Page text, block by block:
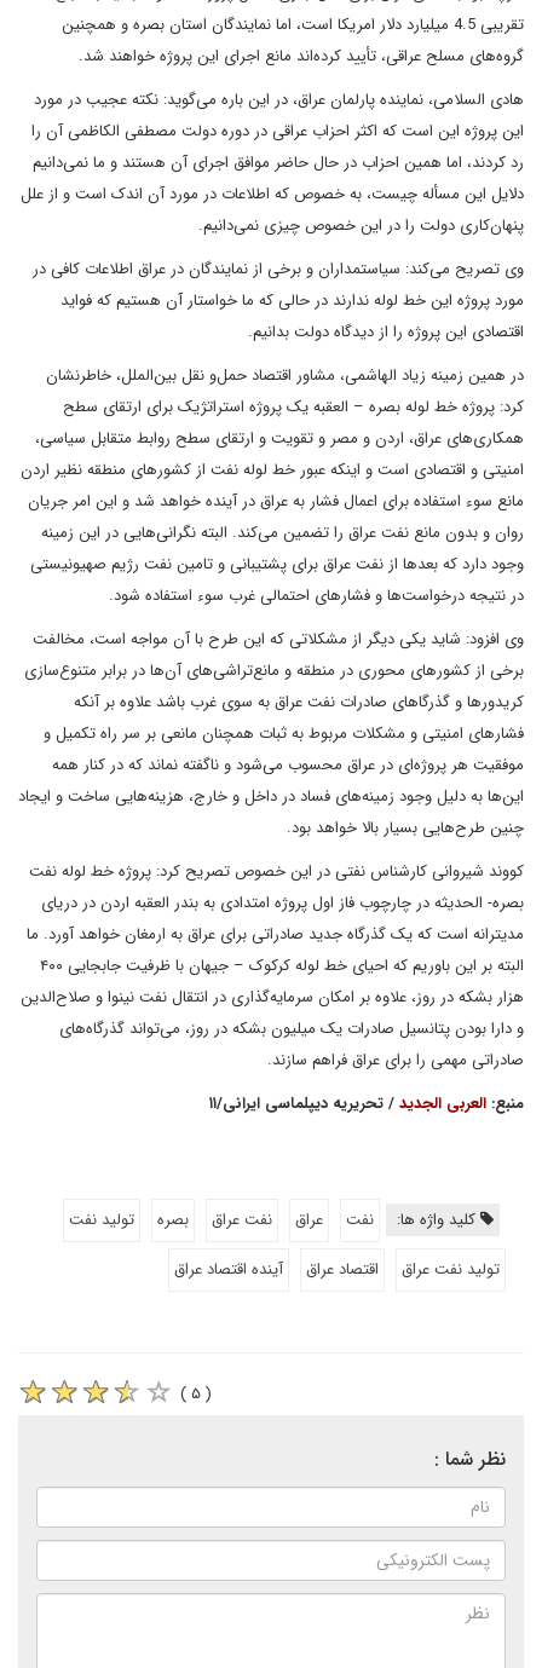
تقریبی 4.5 میلیارد دلار امریکا است، اما نمایندگان استان بصره و همچنین
گروه‌های مسلح عراقی، تأیید کرده‌اند مانع اجرای این پروژه خواهند شد.
هادی السلامی، نماینده پارلمان عراق، در این باره می‌گوید: نکته عجیب در مورد
این پروژه این است که اکثر احزاب عراقی در دوره دولت مصطفی الکاظمی آن را
رد کردند، اما همین احزاب در حال حاضر موافق اجرای آن هستند و ما نمی‌دانیم
دلایل این مسأله چیست، به خصوص که اطلاعات در مورد آن اندک است و از علل
پنهان‌کاری دولت را در این خصوص چیزی نمی‌دانیم.
وی تصریح می‌کند: سیاستمداران و برخی از نمایندگان در عراق اطلاعات کافی در
مورد پروژه این خط لوله ندارند در حالی که ما خواستار آن هستیم که فواید
اقتصادی این پروژه را از دیدگاه دولت بدانیم.
در همین زمینه زیاد الهاشمی، مشاور اقتصاد حمل‌و نقل بین‌الملل، خاطرنشان
کرد: پروژه خط لوله بصره – العقبه یک پروژه استراتژیک برای ارتقای سطح
همکاری‌های عراق، اردن و مصر و تقویت و ارتقای سطح روابط متقابل سیاسی،
امنیتی و اقتصادی است و اینکه عبور خط لوله نفت از کشورهای منطقه نظیر اردن
مانع سوء استفاده برای اعمال فشار به عراق در آینده خواهد شد و این امر جریان
روان و بدون مانع نفت عراق را تضمین می‌کند. البته نگرانی‌هایی در این زمینه
وجود دارد که بعدها از نفت عراق برای پشتیبانی و تامین نفت رژیم صهیونیستی
در نتیجه درخواست‌ها و فشارهای احتمالی غرب سوء استفاده شود.
وی افزود: شاید یکی دیگر از مشکلاتی که این طرح با آن مواجه است، مخالفت
برخی از کشورهای محوری در منطقه و مانع‌تراشی‌های آن‌ها در برابر متنوع‌سازی
کریدور‌ها و گذرگاهای صادرات نفت عراق به سوی غرب باشد علاوه بر آنکه
فشارهای امنیتی و مشکلات مربوط به ثبات همچنان مانعی بر سر راه تکمیل و
موفقیت هر پروژه‌ای در عراق محسوب می‌شود و ناگفته نماند که در کنار همه
این‌ها به دلیل وجود زمینه‌های فساد در داخل و خارج، هزینه‌هایی ساخت و ایجاد
چنین طرح‌هایی بسیار بالا خواهد بود.
کووند شیروانی کارشناس نفتی در این خصوص تصریح کرد: پروژه خط لوله نفت
بصره- الحدیثه در چارچوب فاز اول پروژه امتدادی به بندر العقبه اردن در دریای
مدیترانه است که یک گذرگاه جدید صادراتی برای عراق به ارمغان خواهد آورد. ما
البته بر این باوریم که احیای خط لوله کرکوک – جیهان با ظرفیت جابجایی ۴۰۰
هزار بشکه در روز، علاوه بر امکان سرمایه‌گذاری در انتقال نفت نینوا و صلاح‌الدین
و دارا بودن پتانسیل صادرات یک میلیون بشکه در روز، می‌تواند گذرگاه‌های
صادراتی مهمی را برای عراق فراهم سازند.
منبع: العربی الجدید/ تحریریه دیپلماسی ایرانی/۱۱
کلید واژه ها: نفت عراق نفت عراق بصره
تولید نفت
تولید نفت عراق
اقتصاد عراق آینده اقتصاد عراق
( ۵ )
نظر شما :